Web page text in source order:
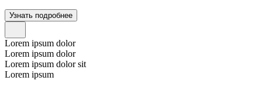
Узнать подробнее
Lorem ipsum dolor
Lorem ipsum dolor
Lorem ipsum dolor sit
Lorem ipsum